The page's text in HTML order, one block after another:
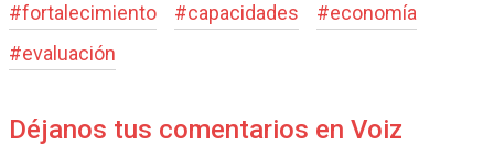
#fortalecimiento #capacidades #economía
#evaluación
Déjanos tus comentarios en Voiz